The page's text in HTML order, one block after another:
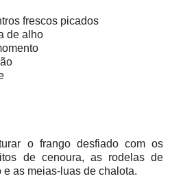
frescos picados
de alho
o frango desfiado com os
de cenoura, as rodelas de
as meias-luas de chalota.